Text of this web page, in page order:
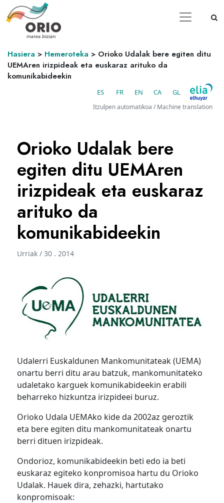
Hasiera > Hemeroteka > Orioko Udalak bere egiten ditu
UEMAren irizpideak eta euskaraz arituko da
komunikabideekin
ES FR EN CA GL
Itzulpen automatikoa / Machine translation
Orioko Udalak bere
egiten ditu UEMAren
irizpideak eta euskaraz
arituko da
komunikabideekin
Urriak / 30 . 2014
Udalerri Euskaldunen Mankomunitateak (UEMA)
onartu berri ditu arau batzuk, mankomunitateko
udaletako karguek komunikabideekin erabili
beharreko hizkuntza irizpideei buruz.
Orioko Udala UEMAko kide da 2002az geroztik
eta bere egiten ditu mankomunitateak onartu
berri dituen irizpideak.
Ondorioz, komunikabideekin beti edo ia beti
euskaraz egiteko konpromisoa hartu du Orioko
Udalak. Hauek dira, zehazki, hartutako
konpromisoak: